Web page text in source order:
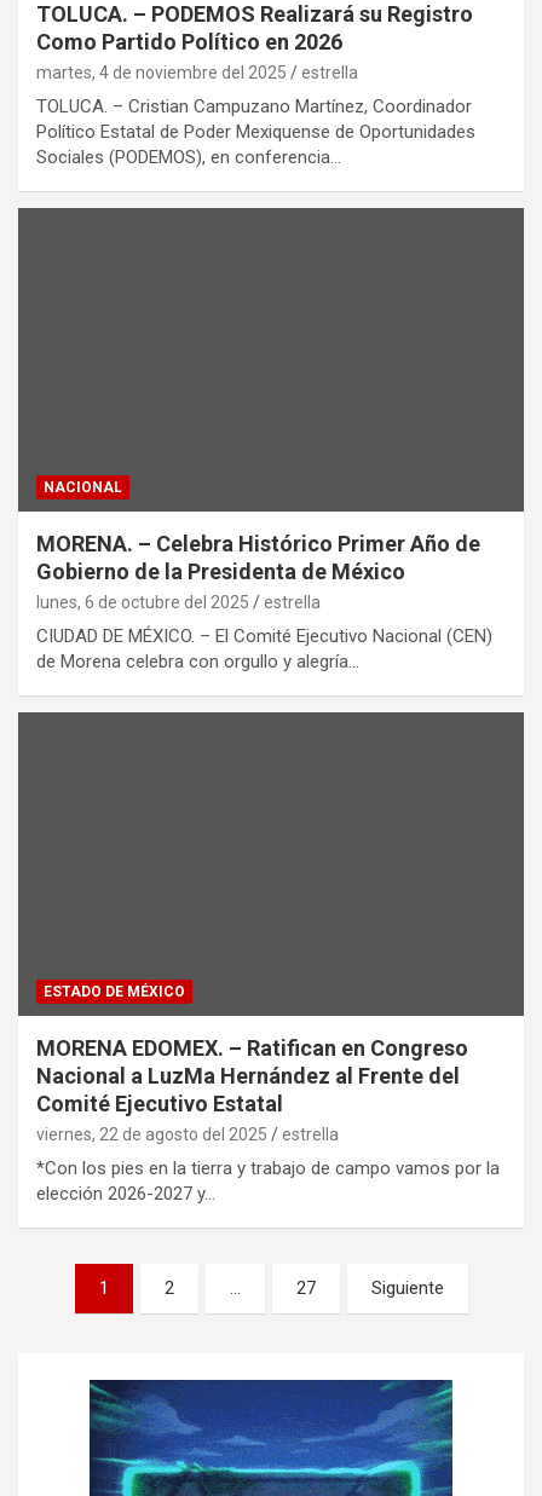
TOLUCA. – PODEMOS Realizará su Registro
Como Partido Político en 2026
martes, 4 de noviembre del 2025 estrella
TOLUCA. – Cristian Campuzano Martínez, Coordinador
Político Estatal de Poder Mexiquense de Oportunidades
Sociales (PODEMOS), en conferencia…
NACIONAL
MORENA. – Celebra Histórico Primer Año de
Gobierno de la Presidenta de México
lunes, 6 de octubre del 2025 estrella
CIUDAD DE MÉXICO. – El Comité Ejecutivo Nacional (CEN)
de Morena celebra con orgullo y alegría…
ESTADO DE MÉXICO
MORENA EDOMEX. – Ratifican en Congreso
Nacional a LuzMa Hernández al Frente del
Comité Ejecutivo Estatal
viernes, 22 de agosto del 2025 estrella
*Con los pies en la tierra y trabajo de campo vamos por la
elección 2026-2027 y…
1 2 … 27 Siguiente